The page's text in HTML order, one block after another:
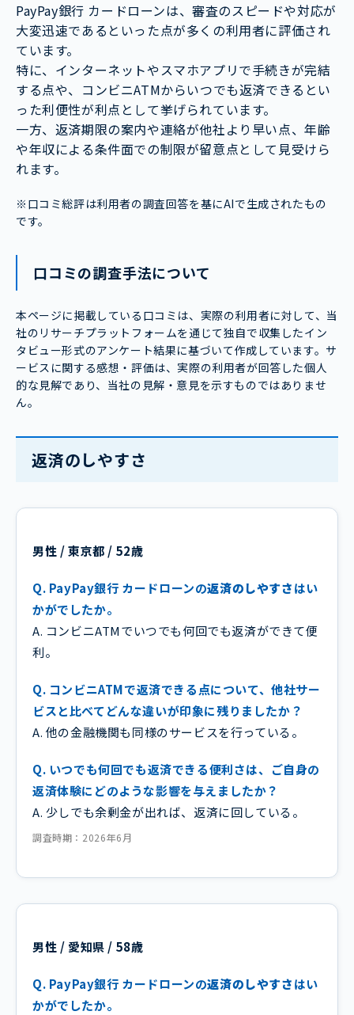
PayPay銀行 カードローンは、審査のスピードや対応が
大変迅速であるといった点が多くの利用者に評価され
ています。
特に、インターネットやスマホアプリで手続きが完結
する点や、コンビニATMからいつでも返済できるとい
った利便性が利点として挙げられています。
一方、返済期限の案内や連絡が他社より早い点、年齢
や年収による条件面での制限が留意点として見受けら
れます。
※口コミ総評は利用者の調査回答を基にAIで生成されたもの
です。
口コミの調査手法について
本ページに掲載している口コミは、実際の利用者に対して、当
社のリサーチプラットフォームを通じて独自で収集したイン
タビュー形式のアンケート結果に基づいて作成しています。サ
ービスに関する感想・評価は、実際の利用者が回答した個人
的な見解であり、当社の見解・意見を示すものではありませ
ん。
返済のしやすさ
男性 / 東京都 / 52歳
Q. PayPay銀行 カードローンの返済のしやすさはい
かがでしたか。
A. コンビニATMでいつでも何回でも返済ができて便
利。
Q. コンビニATMで返済できる点について、他社サー
ビスと比べてどんな違いが印象に残りましたか？
A. 他の金融機関も同様のサービスを行っている。
Q. いつでも何回でも返済できる便利さは、ご自身の
返済体験にどのような影響を与えましたか？
A. 少しでも余剰金が出れば、返済に回している。
調査時期：2026年6月
男性 / 愛知県 / 58歳
Q. PayPay銀行 カードローンの返済のしやすさはい
かがでしたか。